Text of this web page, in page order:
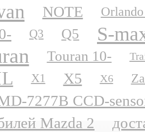
NOTE
Q3 Q5 S-
Touran 10-
X1 X5 X6
7277B CCD-
Mazda 2